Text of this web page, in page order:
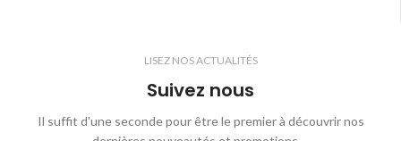
LISEZ NOS ACTUALITÉS
Suivez nous
Il suffit d'une seconde pour être le premier à découvrir nos